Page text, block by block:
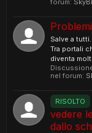
forum:
Salve a
Tra portali
diventa
nel forum:
RISOLTO
vedere
dallo